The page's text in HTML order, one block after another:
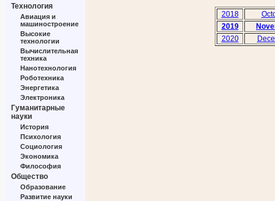
Технология
Авиация и
машиностроение
Высокие
технологии
Вычислительная
техника
Нанотехнология
Роботехника
Энергетика
Электроника
Гуманитарные
науки
История
Психология
Социология
Экономика
Философия
Общество
Образование
Развитие науки
2018
2019
2020